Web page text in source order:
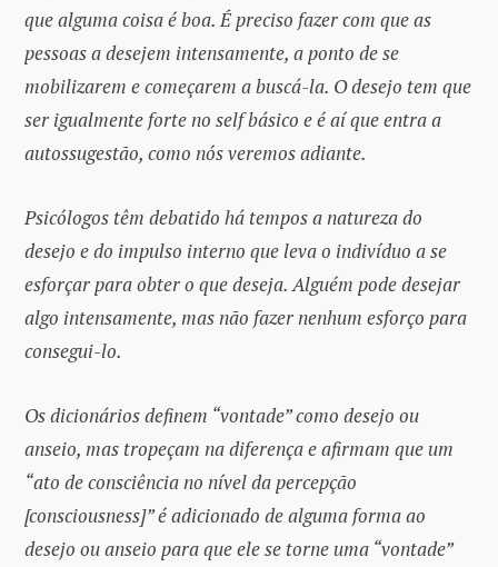
que alguma coisa é boa. É preciso fazer com que as
pessoas a desejem intensamente, a ponto de se
mobilizarem e começarem a buscá-la. O desejo tem que
ser igualmente forte no self básico e é aí que entra a
autossugestão, como nós veremos adiante.
Psicólogos têm debatido há tempos a natureza do
desejo e do impulso interno que leva o indivíduo a se
esforçar para obter o que deseja. Alguém pode desejar
algo intensamente, mas não fazer nenhum esforço para
consegui-lo.
Os dicionários definem “vontade” como desejo ou
anseio, mas tropeçam na diferença e afirmam que um
“ato de consciência no nível da percepção
[consciousness]” é adicionado de alguma forma ao
desejo ou anseio para que ele se torne uma “vontade”